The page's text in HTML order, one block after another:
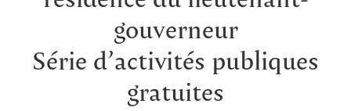
gouverneur
Série d’activités publiques
gratuites